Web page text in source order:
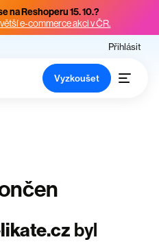
na Reshoperu 15. 10.?
e-commerce akci v ČR.
Přihlásit
Vyzkoušet
byl